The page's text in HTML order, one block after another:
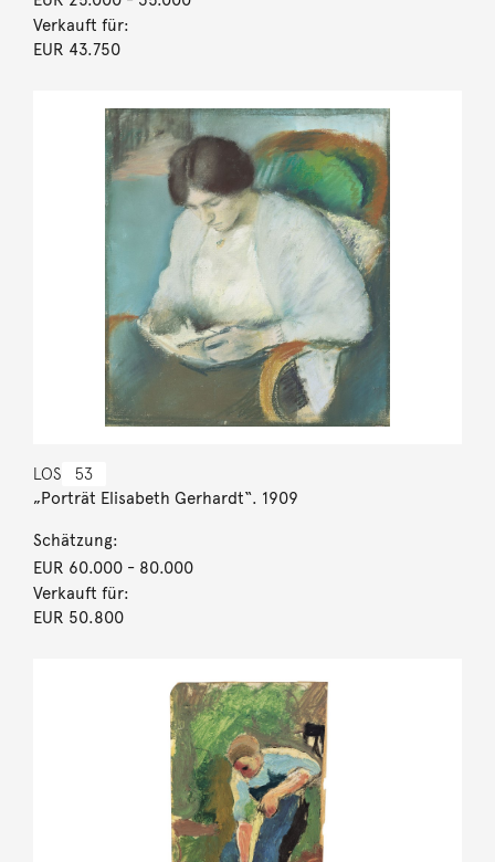
Verkauft für:
EUR 43.750
LOS 53
„Porträt Elisabeth Gerhardt“. 1909
Schätzung:
EUR 60.000- 80.000
Verkauft für:
EUR 50.800